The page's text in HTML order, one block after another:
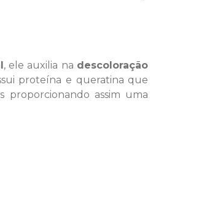
, ele auxilia na descoloração
proteína e queratina que
proporcionando assim uma